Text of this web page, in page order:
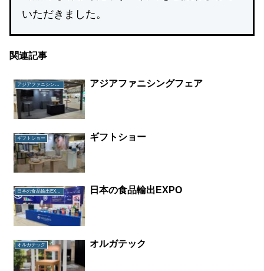
いただきました。
関連記事
アジアファニシングフェア アジアファニシングフェア
ギフトショー ギフトショー
日本の食品輸出EXPO 日本の食品輸出EXPO
オルガテック オルガテック